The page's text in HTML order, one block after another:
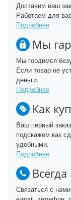
Доставим ваш
Работаем для
Подробнее
Мы
Мы гордимся
Если товар не
деньги.
Подробнее
Как
Ваш первый
подскажем как
удобными.
Подробнее
Связаться с